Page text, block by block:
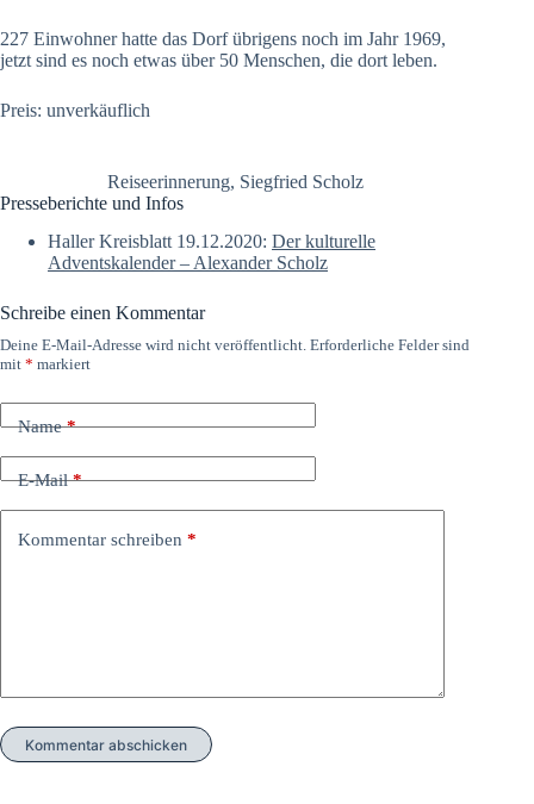
227 Einwohner hatte das Dorf übrigens noch im Jahr 1969,
jetzt sind es noch etwas über 50 Menschen, die dort leben.
Preis: unverkäuflich
Reiseerinnerung, Siegfried Scholz
Presseberichte und Infos
Haller Kreisblatt 19.12.2020: Der kulturelle
Adventskalender – Alexander Scholz
Schreibe einen Kommentar
Deine E-Mail-Adresse wird nicht veröffentlicht. Erforderliche Felder sind
mit * markiert
Name*
E-Mail*
Kommentar schreiben *
Kommentar abschicken